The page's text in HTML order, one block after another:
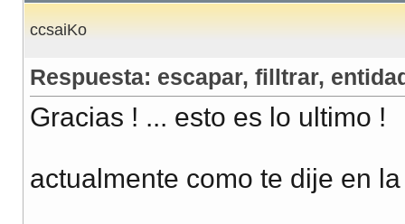
ccsaiKo
Respuesta: escapar, filltrar,
Gracias ! ... esto es lo ultimo !
actualmente como te dije en